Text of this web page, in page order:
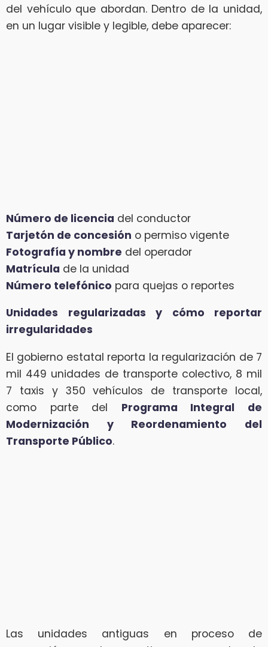
del vehículo que abordan. Dentro de la unidad,
en un lugar visible y legible, debe aparecer:
Número de licencia del conductor
Tarjetón de concesión o permiso vigente
Fotografía y nombre del operador
Matrícula de la unidad
Número telefónico para quejas o reportes
Unidades regularizadas y cómo reportar
irregularidades
El gobierno estatal reporta la regularización de 7
mil 449 unidades de transporte colectivo, 8 mil
7 taxis y 350 vehículos de transporte local,
como parte del Programa Integral de
Modernización y Reordenamiento del
Transporte Público.
Las unidades antiguas en proceso de